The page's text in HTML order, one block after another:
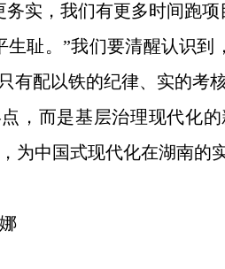
务实，我们有更多时间跑
生耻。”我们要清醒认识
有配以铁的纪律、实的考
，而是基层治理现代化
为中国式现代化在湖南的